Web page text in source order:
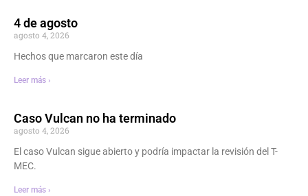
4 de agosto
agosto 4, 2026
Hechos que marcaron este día
Leer más ›
Caso Vulcan no ha terminado
agosto 4, 2026
El caso Vulcan sigue abierto y podría impactar la revisión del T-
MEC.
Leer más ›